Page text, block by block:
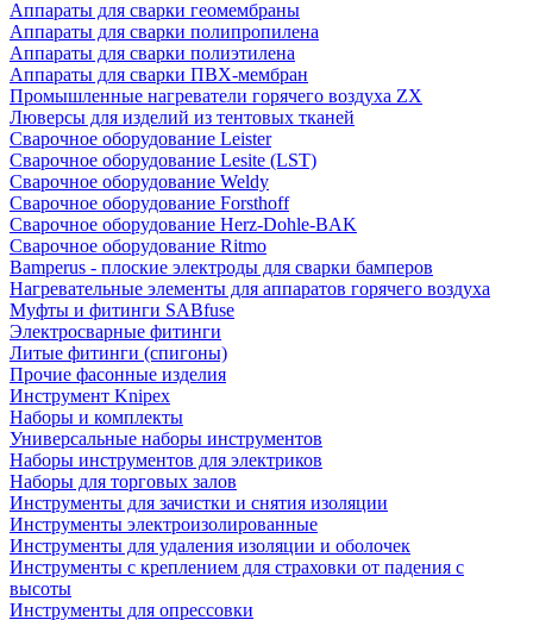
Аппараты для сварки геомембраны
Аппараты для сварки полипропилена
Аппараты для сварки полиэтилена
Аппараты для сварки ПВХ-мембран
Промышленные нагреватели горячего воздуха ZX
Люверсы для изделий из тентовых тканей
Сварочное оборудование Leister
Сварочное оборудование Lesite (LST)
Сварочное оборудование Weldy
Сварочное оборудование Forsthoff
Сварочное оборудование Herz-Dohle-BAK
Сварочное оборудование Ritmo
Bamperus - плоские электроды для сварки бамперов
Нагревательные элементы для аппаратов горячего воздуха
Муфты и фитинги SABfuse
Электросварные фитинги
Литые фитинги (спигоны)
Прочие фасонные изделия
Инструмент Knipex
Наборы и комплекты
Универсальные наборы инструментов
Наборы инструментов для электриков
Наборы для торговых залов
Инструменты для зачистки и снятия изоляции
Инструменты электроизолированные
Инструменты для удаления изоляции и оболочек
Инструменты с креплением для страховки от падения с
высоты
Инструменты для опрессовки